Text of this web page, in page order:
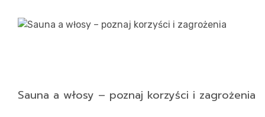
Sauna a włosy – poznaj korzyści i zagrożenia